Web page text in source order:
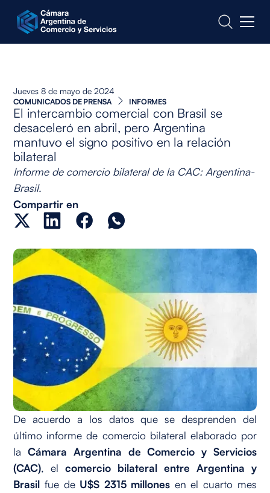
CONTACTO
Jueves 8 de mayo de 2024
COMUNICADOS DE PRENSA INFORMES
El intercambio comercial con Brasil se
desaceleró en abril, pero Argentina
mantuvo el signo positivo en la relación
bilateral
Informe de comercio bilateral de la CAC: Argentina-
Brasil.
Compartir en
De acuerdo a los datos que se desprenden del
último informe de comercio bilateral elaborado por
laCámara Argentina de Comercio y Servicios
(CAC), elcomercio bilateral entre Argentina y
Brasil fue de U$S 2315 millones en el cuarto mes